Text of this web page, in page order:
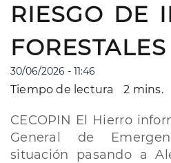
RIESGO DE
FORESTALES
30/06/2026 - 11:46
Tiempo de lectura 2 mins.
CECOPIN El Hierro
General de
situación pasando a